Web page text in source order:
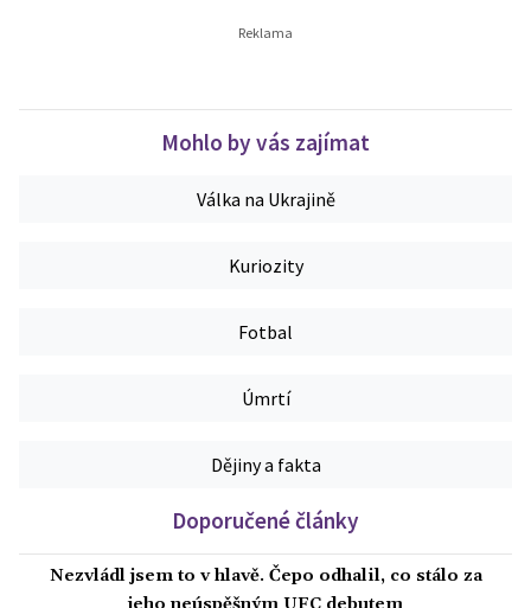
Mohlo by vás zajímat
Válka na Ukrajině
Kuriozity
Fotbal
Úmrtí
Dějiny a fakta
Doporučené články
Nezvládl jsem to v hlavě. Čepo odhalil, co stálo za